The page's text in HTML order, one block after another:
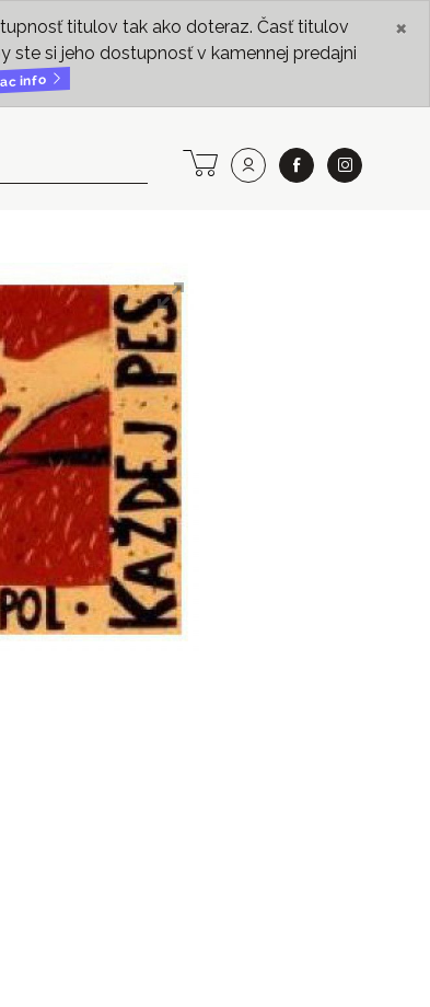
titulov tak ako doteraz. Časť titulov
si jeho dostupnosť v kamennej predajni
info
×